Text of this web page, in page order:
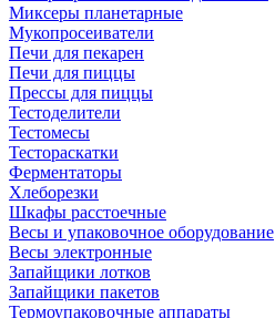
Миксеры планетарные
Мукопросеиватели
Печи для пекарен
Печи для пиццы
Прессы для пиццы
Тестоделители
Тестомесы
Тестораскатки
Ферментаторы
Хлеборезки
Шкафы расстоечные
Весы и упаковочное оборудование
Весы электронные
Запайщики лотков
Запайщики пакетов
Термоупаковочные аппараты